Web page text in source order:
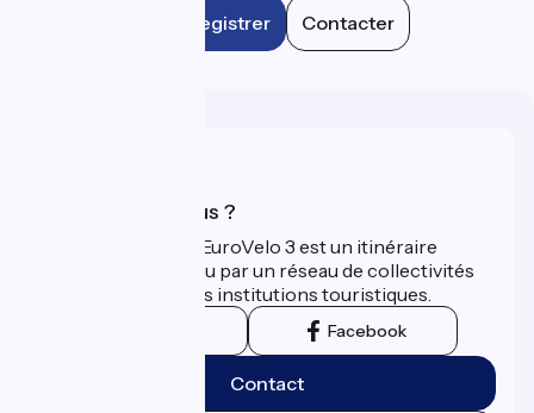
Enregistrer Contacter
Qui sommes-nous ?
La Scandibérique-EuroVelo 3 est un itinéraire
développé et promu par un réseau de collectivités
territoriales et leurs institutions touristiques.
Facebook
Contact